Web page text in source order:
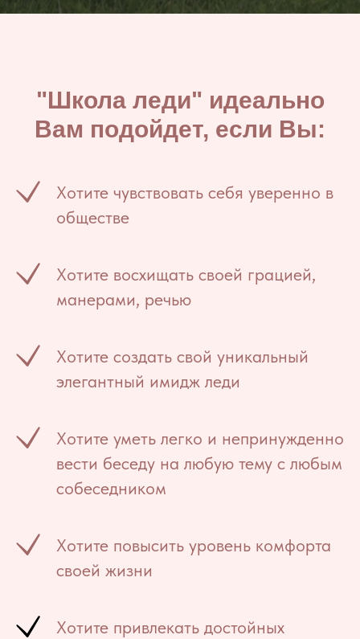
"Школа леди" идеально
Вам подойдет, если Вы:
Хотите чувствовать себя уверенно в
обществе
Хотите восхищать своей грацией,
манерами, речью
Хотите создать свой уникальный
элегантный имидж леди
Хотите уметь легко и непринужденно
вести беседу на любую тему с любым
собеседником
Хотите повысить уровень комфорта
своей жизни
Хотите привлекать достойных